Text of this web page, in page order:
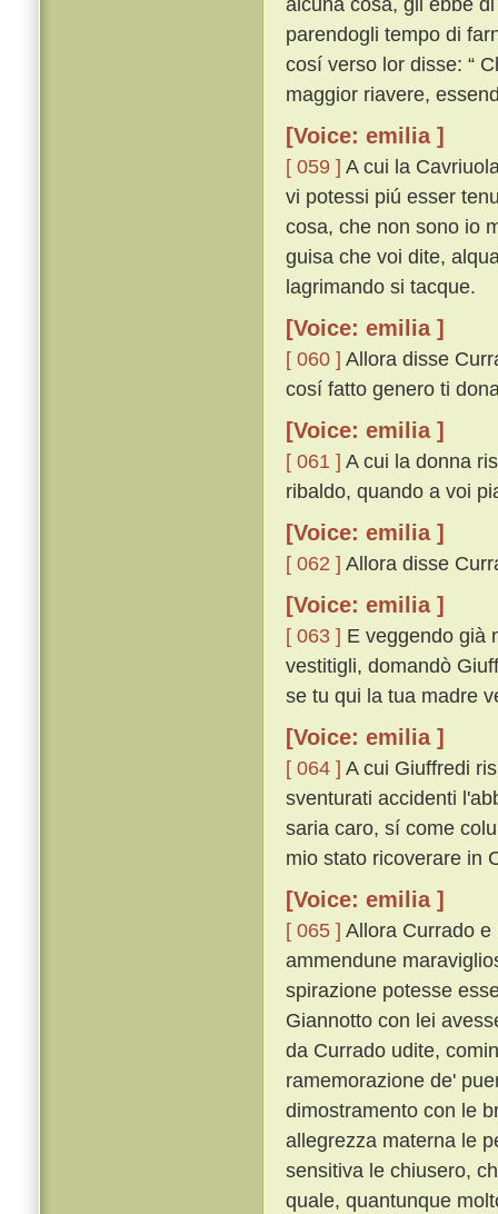
parendogli tempo di
cosí verso lor disse: “
maggior riavere,
[Voice: emilia ]
[ 059 ] A cui la
vi potessi piú esser
cosa, che non sono io
guisa che voi dite,
lagrimando si tacque.
[Voice: emilia ]
[ 060 ] Allora disse
cosí fatto genero ti
[Voice: emilia ]
[ 061 ] A cui la donna
ribaldo, quando a voi
[Voice: emilia ]
[ 062 ] Allora disse
[Voice: emilia ]
[ 063 ] E veggendo già
vestitigli, domandò
se tu qui la tua madre
[Voice: emilia ]
[ 064 ] A cui Giuffredi
sventurati accidenti
saria caro, sí come
mio stato ricoverare in
[Voice: emilia ]
[ 065 ] Allora Currado
ammendune
spirazione potesse
Giannotto con lei
da Currado udite,
ramemorazione de'
dimostramento con le
allegrezza materna le
sensitiva le chiusero,
quale, quantunque